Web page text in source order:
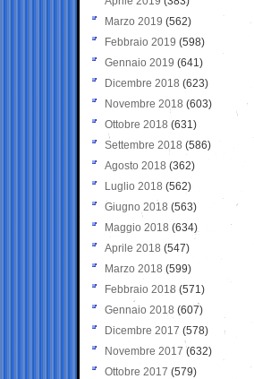
Marzo 2019 (562)
Febbraio 2019 (598)
Gennaio 2019 (641)
Dicembre 2018 (623)
Novembre 2018 (603)
Ottobre 2018 (631)
Settembre 2018 (586)
Agosto 2018 (362)
Luglio 2018 (562)
Giugno 2018 (563)
Maggio 2018 (634)
Aprile 2018 (547)
Marzo 2018 (599)
Febbraio 2018 (571)
Gennaio 2018 (607)
Dicembre 2017 (578)
Novembre 2017 (632)
Ottobre 2017 (579)